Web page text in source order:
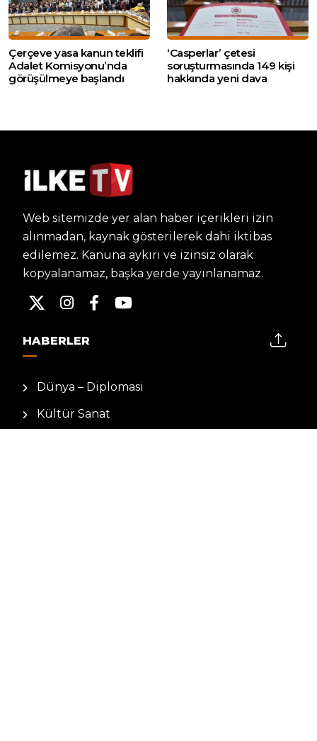
Çerçeve yasa kanun teklifi
Adalet Komisyonu’nda
görüşülmeye başlandı
‘Casperlar’ çetesi
soruşturmasında 149 kişi
hakkında yeni dava
Web sitemizde yer alan haber içerikleri izin
alınmadan, kaynak gösterilerek dahi iktibas
edilemez. Kanuna aykırı ve izinsiz olarak
kopyalanamaz, başka yerde yayınlanamaz.
HABERLER
Dünya – Diplomasi
Kültür Sanat